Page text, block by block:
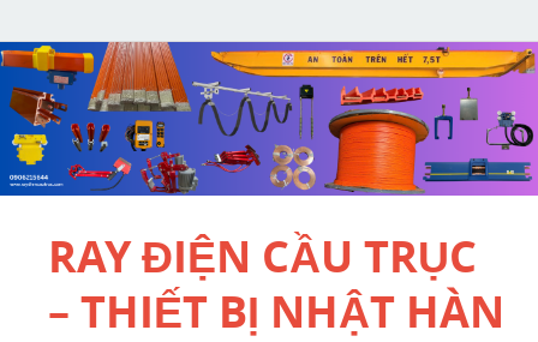
RAY ĐIỆN CẦU TRỤC
– THIẾT BỊ NHẬT HÀN